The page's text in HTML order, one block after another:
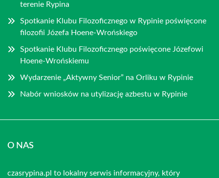
terenie Rypina
Spotkanie Klubu Filozoficznego w Rypinie poświęcone
filozofii Józefa Hoene-Wrońskiego
Spotkanie Klubu Filozoficznego poświęcone Józefowi
Hoene-Wrońskiemu
Wydarzenie „Aktywny Senior” na Orliku w Rypinie
Nabór wniosków na utylizację azbestu w Rypinie
O NAS
czasrypina.pl to lokalny serwis informacyjny, który